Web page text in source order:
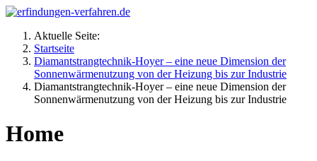
Aktuelle Seite:
Startseite
Diamantstrangtechnik-Hoyer – eine neue Dimension der
Sonnenwärmenutzung von der Heizung bis zur Industrie
Diamantstrangtechnik-Hoyer – eine neue Dimension der
Sonnenwärmenutzung von der Heizung bis zur Industrie
Home